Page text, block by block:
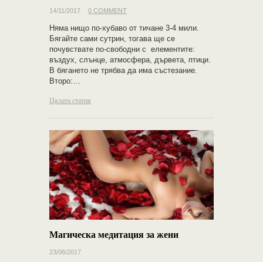
14/11/2017 0 COMMENT
Няма нищо по-хубаво от тичане 3-4 мили.
Бягайте сами сутрин, тогава ще се
почувствате по-свободни с елементите:
въздух, слънце, атмосфера, дървета, птици.
В бягането не трябва да има състезание.
Второ:…
Цялата статия
Магическа медитация за жени
23/06/2017